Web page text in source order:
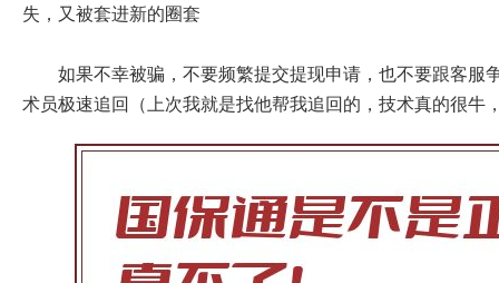
失，又被套进新的圈套
如果不幸被骗，不要频繁提交提现申请，也不要跟客服
术员极速追回（上次我就是找他帮我追回的，技术真的很牛